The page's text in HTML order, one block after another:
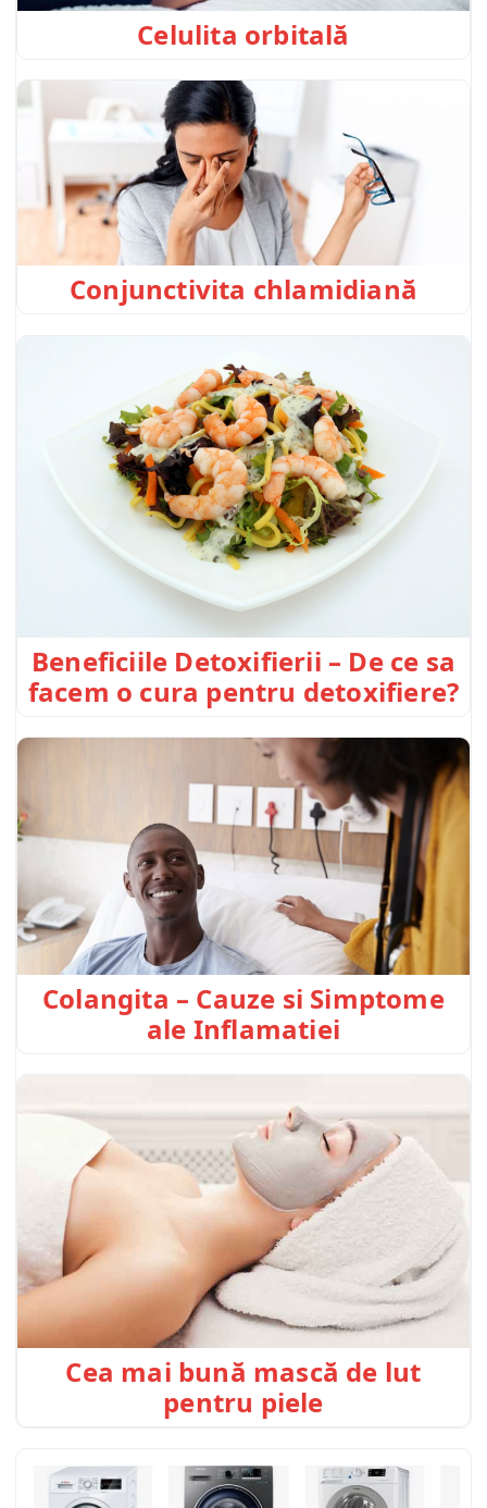
Celulita orbitală
Conjunctivita chlamidiană
Beneficiile Detoxifierii – De ce sa
facem o cura pentru detoxifiere?
Colangita – Cauze si Simptome
ale Inflamatiei
Cea mai bună mască de lut
pentru piele